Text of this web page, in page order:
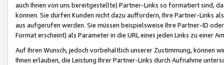
auch Ihnen von uns bereitgestellte) Partner-Links so formatiert sind,
können. Sie dürfen Kunden nicht dazu auffordern, Ihre Partner-Links
aus aufgerufen werden. Sie müssen beispielsweise Ihre Partner-ID
Format erscheint) als Parameter in die URL eines jeden Links zu einer
Auf Ihren Wunsch, jedoch vorbehaltlich unserer Zustimmung, können
Ihnen erlauben, die Leistung Ihrer Partner-Links durch Aufnahme